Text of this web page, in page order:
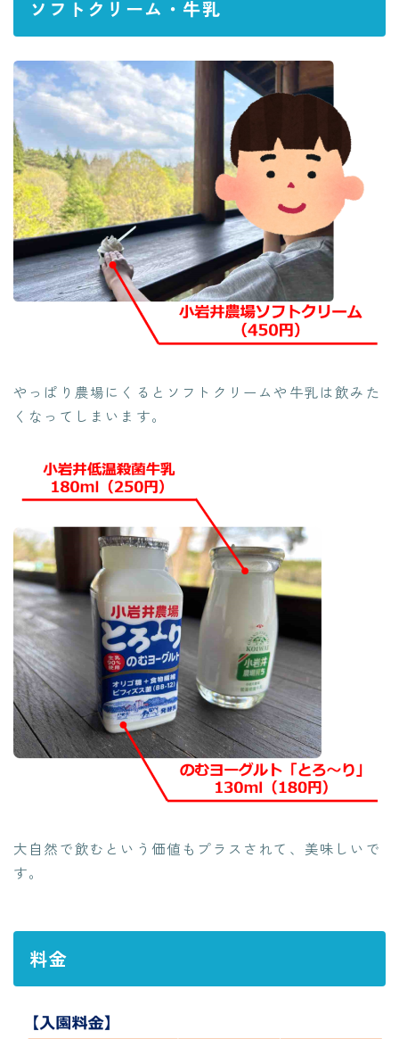
ソフトクリーム・牛乳
やっぱり農場にくるとソフトクリームや牛乳は飲みた
くなってしまいます。
大自然で飲むという価値もプラスされて、美味しいで
す。
料金